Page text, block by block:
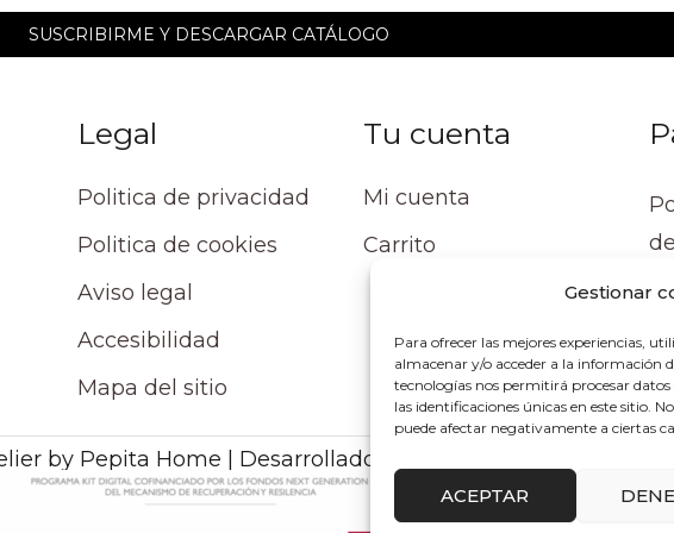
Gestionar
Para ofrecer las mejores experiencias,
almacenar y/o acceder a la información
tecnologías nos permitirá procesar
las identificaciones únicas en este sitio.
puede afectar negativamente a ciertas
ACEPTAR
Legal
Politica de privacidad
Politica de cookies
Aviso legal
Accesibilidad
Mapa del sitio
Tu cuenta
Mi cuenta
Carrito
by Pepita Home | Desarrollado por Alpelupe Soluciones